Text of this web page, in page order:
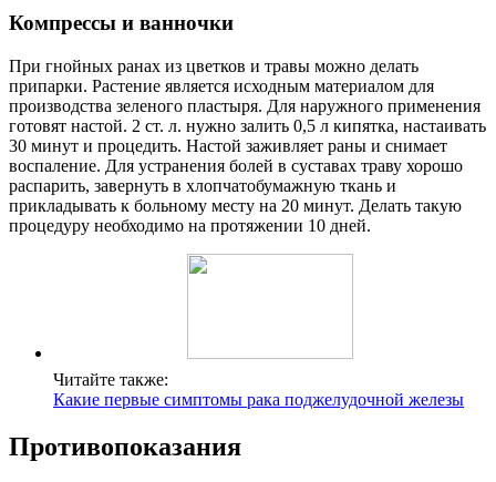
Компрессы и ванночки
При гнойных ранах из цветков и травы можно делать
припарки. Растение является исходным материалом для
производства зеленого пластыря. Для наружного применения
готовят настой. 2 ст. л. нужно залить 0,5 л кипятка, настаивать
30 минут и процедить. Настой заживляет раны и снимает
воспаление. Для устранения болей в суставах траву хорошо
распарить, завернуть в хлопчатобумажную ткань и
прикладывать к больному месту на 20 минут. Делать такую
процедуру необходимо на протяжении 10 дней.
Читайте также:
Какие первые симптомы рака поджелудочной железы
Противопоказания